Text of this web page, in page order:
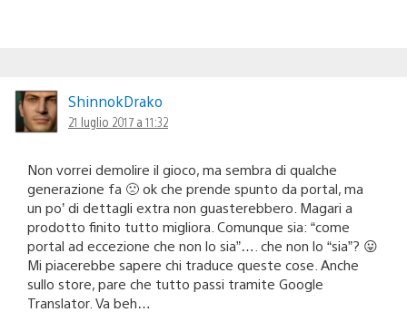
ShinnokDrako
21 luglio 2017 a 11:32
Non vorrei demolire il gioco, ma sembra di qualche
generazione fa 🙁 ok che prende spunto da portal, ma
un po’ di dettagli extra non guasterebbero. Magari a
prodotto finito tutto migliora. Comunque sia: “come
portal ad eccezione che non lo sia”…. che non lo “sia”? 😛
Mi piacerebbe sapere chi traduce queste cose. Anche
sullo store, pare che tutto passi tramite Google
Translator. Va beh…